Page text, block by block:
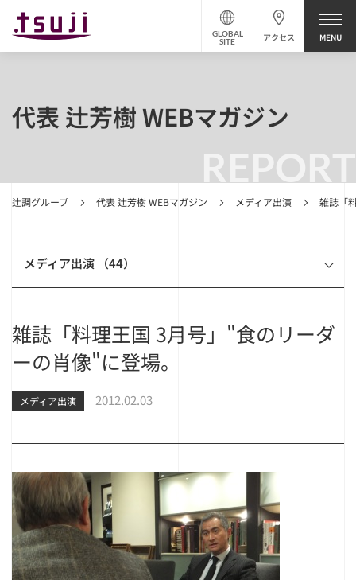
アクセス
GLOBAL
SITE
REPORT
辻調グループ 代表 辻芳樹 WEBマガジン メディア出演 雑誌「
代表 辻芳樹 WEBマガジン
メディア出演 （44）
雑誌「料理王国 3月号」"食のリーダ
ーの肖像"に登場。
メディア出演 2012.02.03